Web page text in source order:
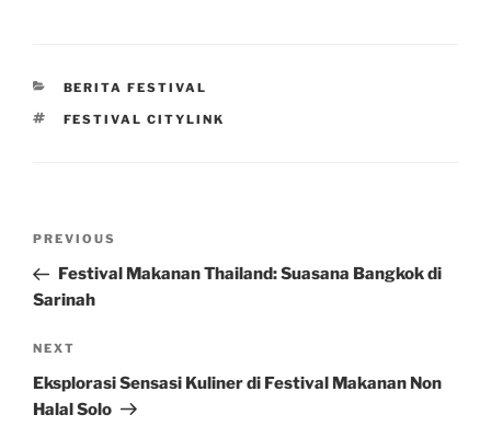
CATEGORIES
BERITA FESTIVAL
TAGS
FESTIVAL CITYLINK
Previous
Post
PREVIOUS
Festival Makanan Thailand: Suasana Bangkok di
Sarinah
Next
Post
NEXT
Eksplorasi Sensasi Kuliner di Festival Makanan Non
Halal Solo